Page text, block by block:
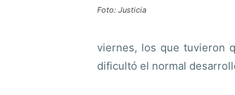
Foto: Justicia
viernes, los que tuvieron
dificultó el normal